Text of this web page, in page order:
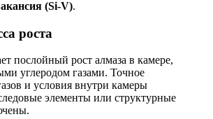
(Si-V).
роста
послойный рост алмаза в камере,
углеродом газами. Точное
и условия внутри камеры
элементы или структурные